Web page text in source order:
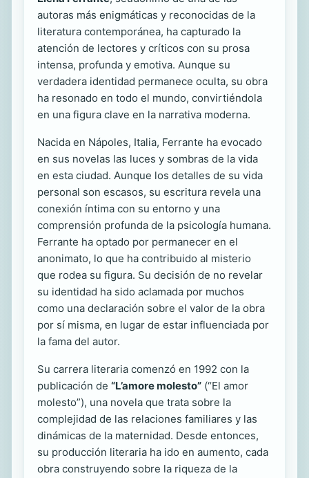
autoras más enigmáticas y reconocidas de la
literatura contemporánea, ha capturado la
atención de lectores y críticos con su prosa
intensa, profunda y emotiva. Aunque su
verdadera identidad permanece oculta, su obra
ha resonado en todo el mundo, convirtiéndola
en una figura clave en la narrativa moderna.
Nacida en Nápoles, Italia, Ferrante ha evocado
en sus novelas las luces y sombras de la vida
en esta ciudad. Aunque los detalles de su vida
personal son escasos, su escritura revela una
conexión íntima con su entorno y una
comprensión profunda de la psicología humana.
Ferrante ha optado por permanecer en el
anonimato, lo que ha contribuido al misterio
que rodea su figura. Su decisión de no revelar
su identidad ha sido aclamada por muchos
como una declaración sobre el valor de la obra
por sí misma, en lugar de estar influenciada por
la fama del autor.
Su carrera literaria comenzó en 1992 con la
publicación de “L’amore molesto” (“El amor
molesto”), una novela que trata sobre la
complejidad de las relaciones familiares y las
dinámicas de la maternidad. Desde entonces,
su producción literaria ha ido en aumento, cada
obra construyendo sobre la riqueza de la